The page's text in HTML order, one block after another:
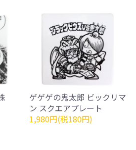
ゲゲゲの鬼太郎 ビックリマ
ン スクエアプレート
1,980円(税180円)